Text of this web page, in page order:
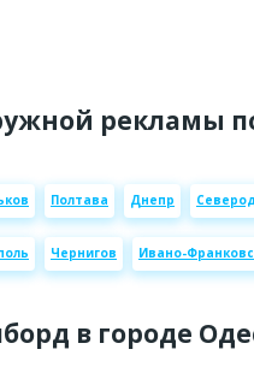
рекламы
Полтава Днепр
Чернигов Ивано-
в городе